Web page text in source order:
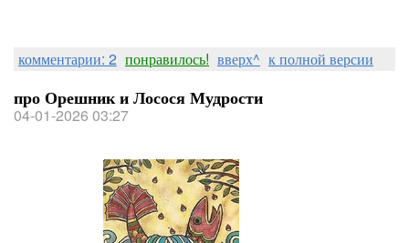
комментарии: 2 понравилось! вверх^ к полной версии
про Орешник и Лосося Мудрости
04-01-2026 03:27